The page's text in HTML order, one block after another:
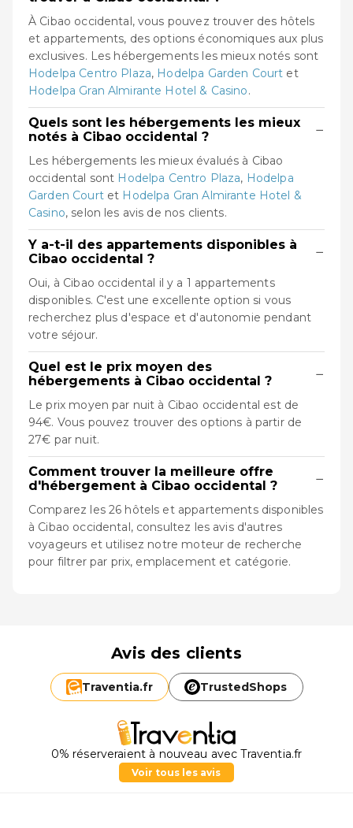
À Cibao occidental, vous pouvez trouver des hôtels
et appartements, des options économiques aux plus
exclusives. Les hébergements les mieux notés sont
Hodelpa Centro Plaza, Hodelpa Garden Court et
Hodelpa Gran Almirante Hotel & Casino.
Quels sont les hébergements les mieux
notés à Cibao occidental ?
−
Les hébergements les mieux évalués à Cibao
occidental sont Hodelpa Centro Plaza, Hodelpa
Garden Courtet Hodelpa Gran Almirante Hotel &
Casino, selon les avis de nos clients.
Y a-t-il des appartements disponibles à
Cibao occidental ?
−
Oui, à Cibao occidental il y a 1 appartements
disponibles. C'est une excellente option si vous
recherchez plus d'espace et d'autonomie pendant
votre séjour.
Quel est le prix moyen des
hébergements à Cibao occidental ?
−
Le prix moyen par nuit à Cibao occidental est de
94€. Vous pouvez trouver des options à partir de
27€ par nuit.
Comment trouver la meilleure offre
d'hébergement à Cibao occidental ?
−
Comparez les 26 hôtels et appartements disponibles
à Cibao occidental, consultez les avis d'autres
voyageurs et utilisez notre moteur de recherche
pour filtrer par prix, emplacement et catégorie.
Avis des clients
Traventia.fr TrustedShops
0% réserveraient à nouveau avec Traventia.fr
Voir tous les avis